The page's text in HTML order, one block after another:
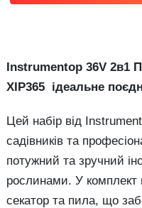
Instrumentop 36V 2в1
XIP365 ідеальне
Цей набір від
садівників та
потужний та зручний
рослинами. У комплект
секатор та пила, що